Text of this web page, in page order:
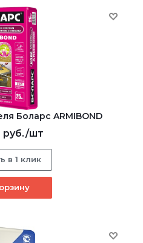
Боларс ARMIBOND
руб./шт
в 1 клик